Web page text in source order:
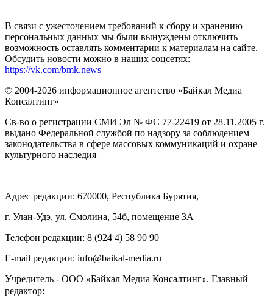
В связи с ужесточением требований к сбору и хранению
персональных данных мы были вынуждены отключить
возможность оставлять комментарии к материалам на сайте.
Обсудить новости можно в наших соцсетях:
https://vk.com/bmk.news
© 2004-2026 информационное агентство «Байкал Медиа
Консалтинг»
Св-во о регистрации СМИ Эл № ФС 77-22419 от 28.11.2005 г.
выдано Федеральной службой по надзору за соблюдением
законодательства в сфере массовых коммуникаций и охране
культурного наследия
Адрес редакции: 670000, Республика Бурятия,
г. Улан-Удэ, ул. Смолина, 54б, помещение 3А
Телефон редакции: ‎‎8 (924 4) 58 90 90
E-mail редакции: info@baikal-media.ru
Учредитель - ООО «Байкал Медиа Консалтинг». Главный
редактор: